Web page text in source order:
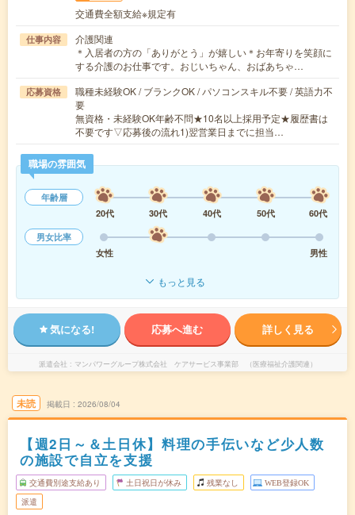
交通費全額支給※規定有
仕事内容
介護関連
＊入居者の方の「ありがとう」が嬉しい＊お年寄りを笑顔に
する介護のお仕事です。おじいちゃん、おばあちゃ…
応募資格
職種未経験OK / ブランクOK / パソコンスキル不要 / 英語力不
要
無資格・未経験OK年齢不問★10名以上採用予定★履歴書は
不要です▽応募後の流れ1)翌営業日までに担当…
職場の雰囲気
年齢層
20代
30代 40代 50代
60代
男女比率
女性
男性
もっと見る
気になる! 応募へ進む 詳しく見る
派遣会社 マンパワーグループ株式会社 ケアサービス事業部 （医療福祉介護関連）
未読 掲載日 2026/08/04
【週2日～＆土日休】料理の手伝いなど少人数
の施設で自立を支援
交通費別途支給あり 土日祝日が休み 残業なし WEB登録OK
派遣